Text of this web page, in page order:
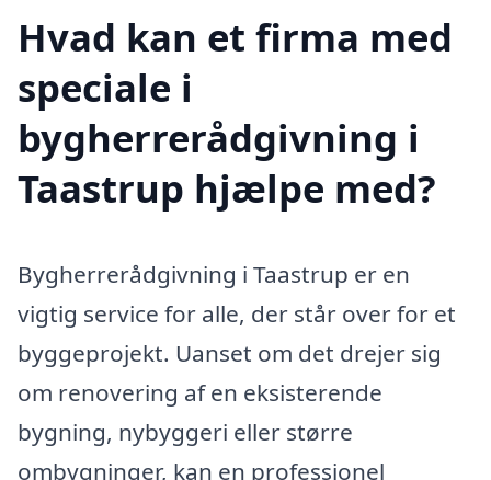
Hvad kan et firma med
speciale i
bygherrerådgivning i
Taastrup hjælpe med?
Bygherrerådgivning i Taastrup er en
vigtig service for alle, der står over for et
byggeprojekt. Uanset om det drejer sig
om renovering af en eksisterende
bygning, nybyggeri eller større
ombygninger, kan en professionel